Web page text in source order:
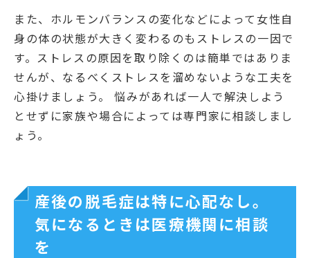
また、ホルモンバランスの変化などによって女性自
身の体の状態が大きく変わるのもストレスの一因で
す。ストレスの原因を取り除くのは簡単ではありま
せんが、なるべくストレスを溜めないような工夫を
心掛けましょう。 悩みがあれば一人で解決しよう
とせずに家族や場合によっては専門家に相談しまし
ょう。
産後の脱毛症は特に心配なし。
気になるときは医療機関に相談
を